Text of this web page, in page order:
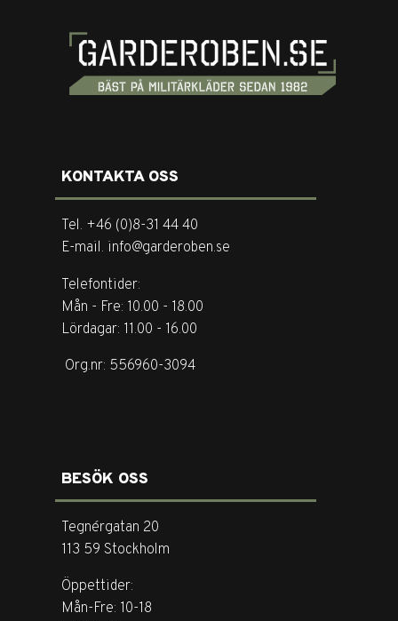
KONTAKTA OSS
Tel. +46 (0)8-31 44 40
E-mail. info@garderoben.se
Telefontider:
Mån - Fre: 10.00 - 18.00
Lördagar: 11.00 - 16.00
Org.nr: 556960-3094
BESÖK OSS
Tegnérgatan 20
113 59 Stockholm
Öppettider:
Mån-Fre: 10-18